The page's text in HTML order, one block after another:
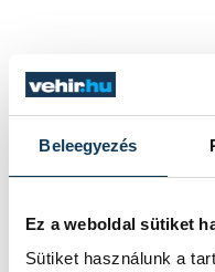
Beleegyezés
Ez a weboldal sütiket
Sütiket használunk a